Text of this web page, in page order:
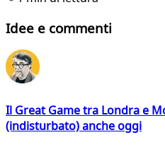
Idee e commenti
Il Great Game tra Londra e
(indisturbato) anche oggi